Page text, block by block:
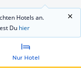
Hotels an.
Du hier
Nur Hotel